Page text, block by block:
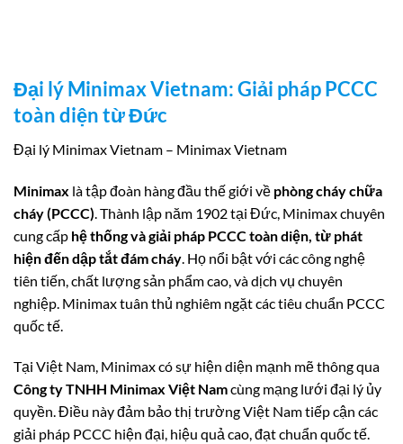
Đại lý Minimax Vietnam: Giải pháp PCCC
toàn diện từ Đức
Đại lý Minimax Vietnam – Minimax Vietnam
Minimax là tập đoàn hàng đầu thế giới về phòng cháy chữa
cháy (PCCC) . Thành lập năm 1902 tại Đức, Minimax chuyên
cung cấp hệ thống và giải pháp PCCC toàn diện, từ phát
hiện đến dập tắt đám cháy . Họ nổi bật với các công nghệ
tiên tiến, chất lượng sản phẩm cao, và dịch vụ chuyên
nghiệp. Minimax tuân thủ nghiêm ngặt các tiêu chuẩn PCCC
quốc tế.
Tại Việt Nam, Minimax có sự hiện diện mạnh mẽ thông qua
Công ty TNHH Minimax Việt Namcùng mạng lưới đại lý ủy
quyền. Điều này đảm bảo thị trường Việt Nam tiếp cận các
giải pháp PCCC hiện đại, hiệu quả cao, đạt chuẩn quốc tế.